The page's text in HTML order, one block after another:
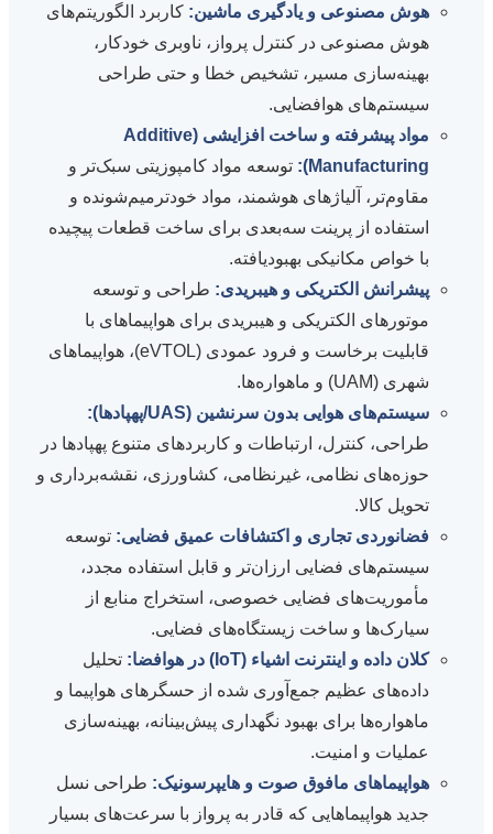
هوش مصنوعی و یادگیری ماشین: کاربرد الگوریتم‌های
هوش مصنوعی در کنترل پرواز، ناوبری خودکار،
بهینه‌سازی مسیر، تشخیص خطا و حتی طراحی
سیستم‌های هوافضایی.
مواد پیشرفته و ساخت افزایشی (Additive
Manufacturing):
توسعه مواد کامپوزیتی سبک‌تر و
مقاوم‌تر، آلیاژهای هوشمند، مواد خودترمیم‌شونده و
استفاده از پرینت سه‌بعدی برای ساخت قطعات پیچیده
با خواص مکانیکی بهبودیافته.
پیشرانش الکتریکی و هیبریدی: طراحی و توسعه
موتورهای الکتریکی و هیبریدی برای هواپیماهای با
قابلیت برخاست و فرود عمودی (eVTOL)، هواپیماهای
شهری (UAM) و ماهواره‌ها.
سیستم‌های هوایی بدون سرنشین (UAS/پهپادها):
طراحی، کنترل، ارتباطات و کاربردهای متنوع پهپادها در
حوزه‌های نظامی، غیرنظامی، کشاورزی، نقشه‌برداری و
تحویل کالا.
فضانوردی تجاری و اکتشافات عمیق فضایی: توسعه
سیستم‌های فضایی ارزان‌تر و قابل استفاده مجدد،
مأموریت‌های فضایی خصوصی، استخراج منابع از
سیارک‌ها و ساخت زیستگاه‌های فضایی.
کلان داده و اینترنت اشیاء (IoT) در هوافضا:
تحلیل
داده‌های عظیم جمع‌آوری شده از حسگرهای هواپیما و
ماهواره‌ها برای بهبود نگهداری پیش‌بینانه، بهینه‌سازی
عملیات و امنیت.
هواپیماهای مافوق صوت و هایپرسونیک: طراحی نسل
جدید هواپیماهایی که قادر به پرواز با سرعت‌های بسیار